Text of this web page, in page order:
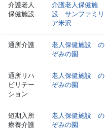
介護老人
保健施設
介護老人保健施
設 サンファミリ
ア米沢
通所介護
老人保健施設 の
ぞみの園
通所リハ
ビリテー
ション
老人保健施設 の
ぞみの園
短期入所
療養介護
老人保健施設 の
ぞみの園